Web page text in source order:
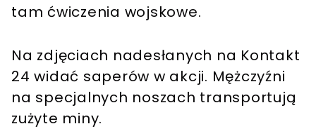
tam ćwiczenia wojskowe.
Na zdjęciach nadesłanych na Kontakt
24 widać saperów w akcji. Mężczyźni
na specjalnych noszach transportują
zużyte miny.